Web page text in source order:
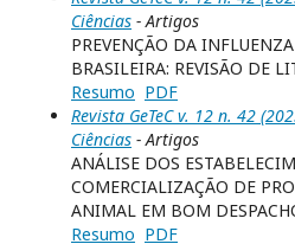
Ciências - Artigos
PREVENÇÃO DA
BRASILEIRA: REVISÃO DE
Resumo PDF
Revista GeTeC v. 12 n. 42
Ciências - Artigos
ANÁLISE DOS
COMERCIALIZAÇÃO DE
ANIMAL EM BOM
Resumo PDF